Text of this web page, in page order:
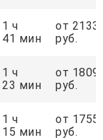
1 ч
41 мин
от 2133
руб.
1 ч
23 мин
от 1809
руб.
1 ч
15 мин
от 1755
руб.